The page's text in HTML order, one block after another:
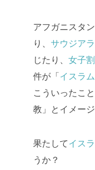
アフガニスタ
り、 サウジア
じたり、 女子
件が「イスラム
こういったこ
教」とイメー
果たしてイス
うか？